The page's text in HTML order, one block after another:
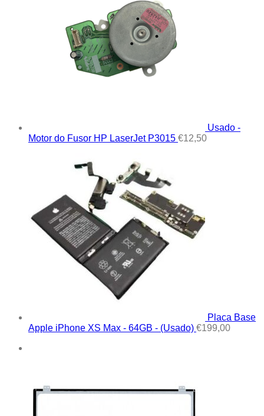
Usado -
Motor do Fusor HP LaserJet P3015 €12,50
Placa Base
Apple iPhone XS Max - 64GB - (Usado) €199,00